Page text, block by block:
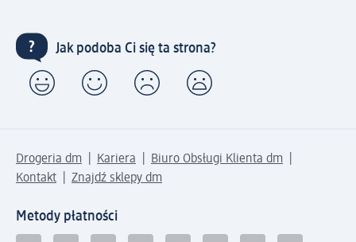
Jak podoba Ci się ta strona?
Drogeria dm Kariera
Biuro Obsługi Klienta dm
Kontakt
Znajdź sklepy dm
Metody płatności